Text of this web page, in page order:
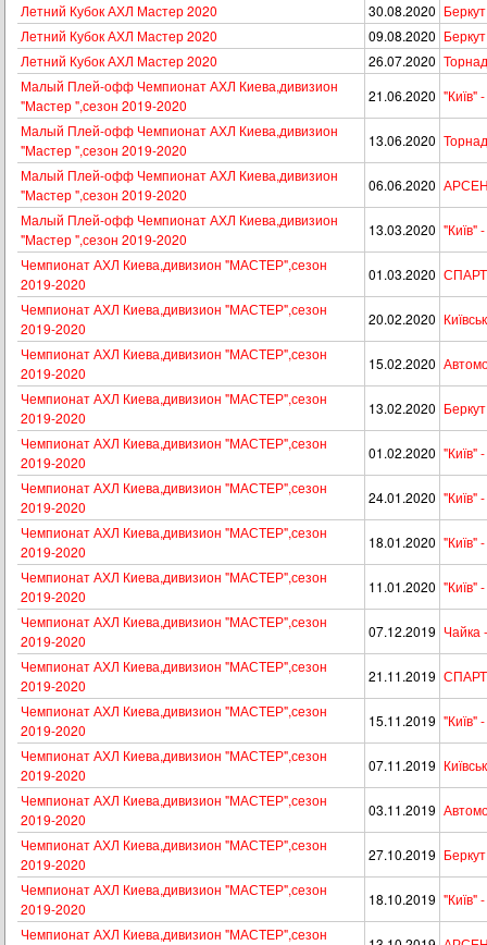
Летний Кубок АХЛ Мастер 2020
30.08.2020
Летний Кубок АХЛ Мастер 2020
09.08.2020
Летний Кубок АХЛ Мастер 2020
26.07.2020
Малый Плей-офф Чемпионат АХЛ Киева,дивизион
"Мастер ",сезон 2019-2020
21.06.2020 "Київ"
Малый Плей-офф Чемпионат АХЛ Киева,дивизион
"Мастер ",сезон 2019-2020
13.06.2020
Малый Плей-офф Чемпионат АХЛ Киева,дивизион
"Мастер ",сезон 2019-2020
06.06.2020
Малый Плей-офф Чемпионат АХЛ Киева,дивизион
"Мастер ",сезон 2019-2020
13.03.2020
Чемпионат АХЛ Киева,дивизион "МАСТЕР",сезон
2019-2020
01.03.2020
Чемпионат АХЛ Киева,дивизион "МАСТЕР",сезон
2019-2020
20.02.2020
Чемпионат АХЛ Киева,дивизион "МАСТЕР",сезон
2019-2020
15.02.2020
Чемпионат АХЛ Киева,дивизион "МАСТЕР",сезон
2019-2020
13.02.2020
Чемпионат АХЛ Киева,дивизион "МАСТЕР",сезон
2019-2020
01.02.2020 "Київ"
Чемпионат АХЛ Киева,дивизион "МАСТЕР",сезон
2019-2020
24.01.2020
Чемпионат АХЛ Киева,дивизион "МАСТЕР",сезон
2019-2020
18.01.2020 "Київ"
Чемпионат АХЛ Киева,дивизион "МАСТЕР",сезон
2019-2020
11.01.2020 "Київ"
Чемпионат АХЛ Киева,дивизион "МАСТЕР",сезон
2019-2020
07.12.2019 Чайка
Чемпионат АХЛ Киева,дивизион "МАСТЕР",сезон
2019-2020
21.11.2019
Чемпионат АХЛ Киева,дивизион "МАСТЕР",сезон
2019-2020
15.11.2019 "Київ"
Чемпионат АХЛ Киева,дивизион "МАСТЕР",сезон
2019-2020
07.11.2019
Чемпионат АХЛ Киева,дивизион "МАСТЕР",сезон
2019-2020
03.11.2019
Чемпионат АХЛ Киева,дивизион "МАСТЕР",сезон
2019-2020
27.10.2019
Чемпионат АХЛ Киева,дивизион "МАСТЕР",сезон
2019-2020
18.10.2019 "Київ"
Чемпионат АХЛ Киева,дивизион "МАСТЕР",сезон